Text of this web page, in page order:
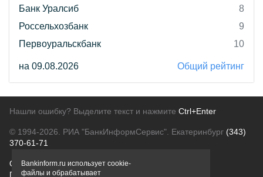
Банк Уралсиб
8
Россельхозбанк
9
Первоуральскбанк
10
на 09.08.2026 Общий рейтинг
Нашли ошибку? Выделите текст и нажмите Ctrl+Enter
© 1994-2026. РИА "БанкИнформСервис". Екатеринбург (343)
370-61-71
О проектеПолитика конфиденциальности
Правовая информацияДля рекламодателей
Bankinform.ru использует cookie-
файлы и обрабатывает